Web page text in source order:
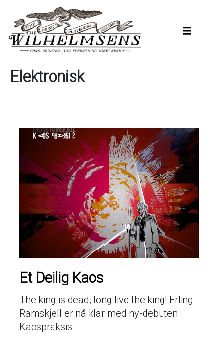
hovedinnhold
Elektronisk
Et Deilig Kaos
The king is dead, long live the king! Erling
Ramskjell er nå klar med ny-debuten
Kaospraksis.